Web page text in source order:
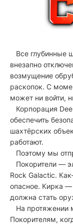
Все глубинные
внезапно
возмущение
раскопок. С
может ни войти,
Корпорация
обеспечить
шахтёрских
работают.
Поэтому мы
Покорители —
Rock Galactic.
опасное. Кирка —
должна стать
На протяжении
Покорителям,